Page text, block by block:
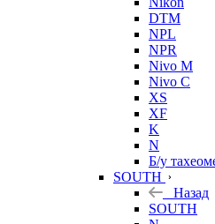
DTM
NPL
NPR
Nivo M
Nivo C
XS
XF
K
N
Б/у
SOUTH
Назад
SOUTH